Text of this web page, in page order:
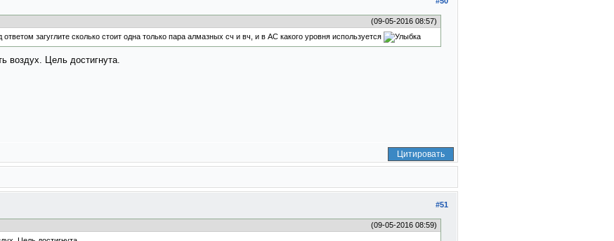
(09-05-2016 08:57)
загуглите сколько стоит одна только пара алмазных сч и вч, и в АС какого уровня используется
воздух. Цель достигнута.
Цитировать
#51
(09-05-2016 08:59)